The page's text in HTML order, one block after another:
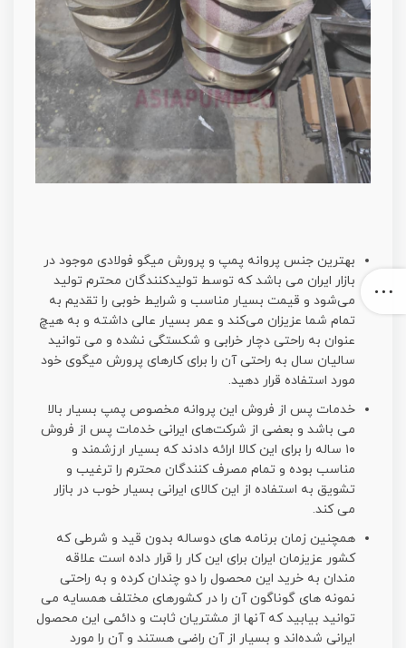
بهترین جنس پروانه پمپ و پرورش میگو فولادی موجود در
بازار ایران می باشد که توسط تولیدکنندگان محترم تولید
می‌شود و قیمت بسیار مناسب و شرایط خوبی را تقدیم به
تمام شما عزیزان می‌کند و عمر بسیار عالی داشته و به هیچ
عنوان به راحتی دچار خرابی و شکستگی نشده و می توانید
سالیان سال به راحتی آن را برای کارهای پرورش میگوی خود
مورد استفاده قرار دهید.
خدمات پس از فروش این پروانه مخصوص پمپ بسیار بالا
می باشد و بعضی از شرکت‌های ایرانی خدمات پس از فروش
۱۰ ساله را برای این کالا ارائه دادند که بسیار ارزشمند و
مناسب بوده و تمام مصرف کنندگان محترم را ترغیب و
تشویق به استفاده از این کالای ایرانی بسیار خوب در بازار
می کند.
همچنین زمان برنامه های دوساله بدون قید و شرطی که
کشور عزیزمان ایران برای این کار را قرار داده است علاقه
مندان به خرید این محصول را دو چندان کرده و به راحتی
نمونه های گوناگون آن را در کشورهای مختلف همسایه می
توانید بیابید که آنها از مشتریان ثابت و دائمی این محصول
ایرانی شده‌اند و بسیار از آن راضی هستند و آن را مورد